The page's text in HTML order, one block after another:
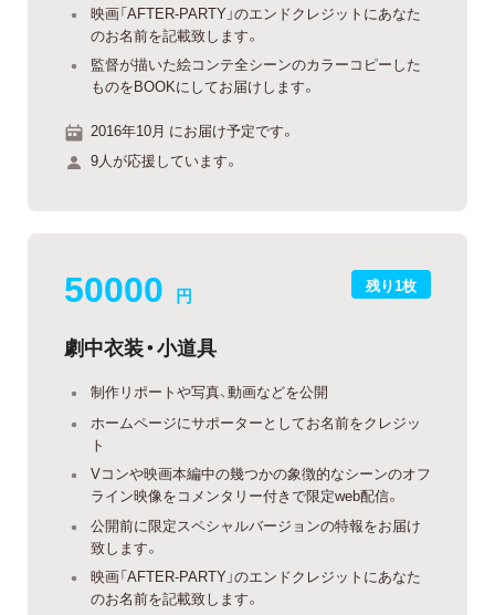
映画「AFTER-PARTY」のエンドクレジットにあなた
のお名前を記載致します。
監督が描いた絵コンテ全シーンのカラーコピーした
ものをBOOKにしてお届けします。
2016年10月 にお届け予定です。
9人が応援しています。
残り1枚
50000 円
劇中衣装・小道具
制作リポートや写真、動画などを公開
ホームページにサポーターとしてお名前をクレジッ
ト
Vコンや映画本編中の幾つかの象徴的なシーンのオフ
ライン映像をコメンタリー付きで限定web配信。
公開前に限定スペシャルバージョンの特報をお届け
致します。
映画「AFTER-PARTY」のエンドクレジットにあなた
のお名前を記載致します。